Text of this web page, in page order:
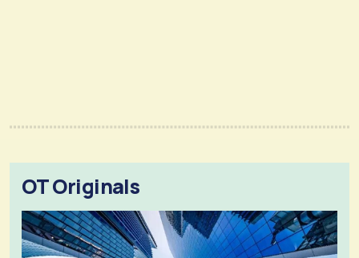
OT Originals